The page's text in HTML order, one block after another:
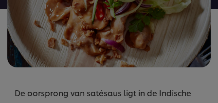
De oorsprong van satésaus ligt in de Indische